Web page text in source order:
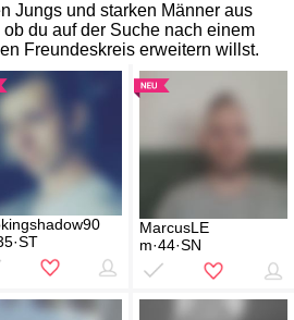
Jungs und starken Männer aus
du auf der Suche nach einem
Freundeskreis erweitern willst.
MarcusLE
m·44·SN